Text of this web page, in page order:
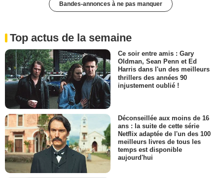
Bandes-annonces à ne pas manquer
Top actus de la semaine
Ce soir entre amis : Gary
Oldman, Sean Penn et Ed
Harris dans l'un des meilleurs
thrillers des années 90
injustement oublié !
Déconseillée aux moins de 16
ans : la suite de cette série
Netflix adaptée de l'un des 100
meilleurs livres de tous les
temps est disponible
aujourd'hui